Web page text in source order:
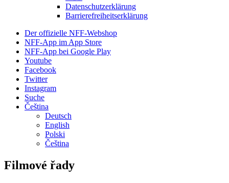
Datenschutzerklärung
Barrierefreiheitserklärung
Der offizielle NFF-Webshop
NFF-App im App Store
NFF-App bei Google Play
Youtube
Facebook
Twitter
Instagram
Suche
Čeština
Deutsch
English
Polski
Čeština
Filmové řady